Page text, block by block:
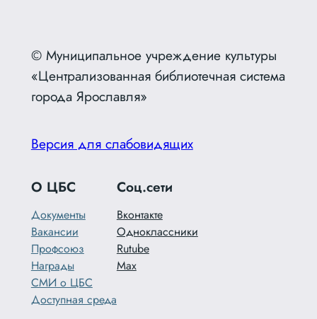
© Муниципальное учреждение культуры
«Централизованная библиотечная система
города Ярославля»
Версия для слабовидящих
О ЦБС
Документы
Вакансии
Профсоюз
Награды
СМИ о ЦБС
Доступная среда
Соц.сети
Вконтакте
Одноклассники
Rutube
Max